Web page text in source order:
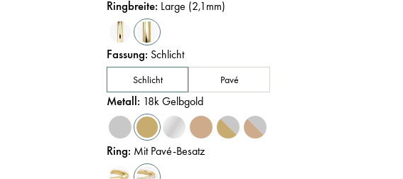
Ringbreite: Large (2,1mm)
Fassung: Schlicht
Schlicht Pavé
Metall: 18k Gelbgold
Ring: Mit Pavé-Besatz